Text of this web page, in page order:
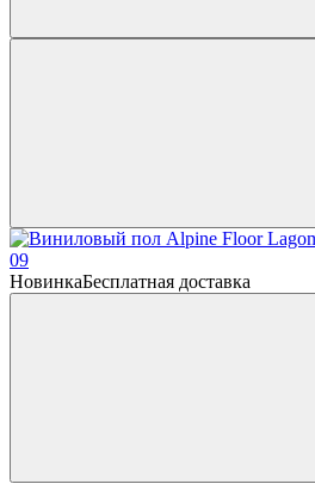
НовинкаБесплатная доставка